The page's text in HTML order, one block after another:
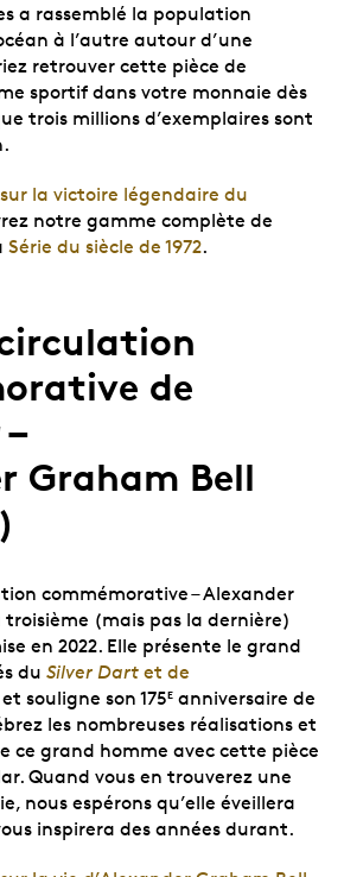
a rassemblé la population
à l’autre autour d’une
retrouver cette pièce de
sportif dans votre monnaie dès
trois millions d’exemplaires sont
la victoire légendaire du
notre gamme complète de
Série du siècle de 1972.
de
Graham Bell
commémorative – Alexander
(mais pas la dernière)
en 2022. Elle présente le grand
du Silver Dart et de
et souligne son 175E anniversaire de
les nombreuses réalisations et
ce grand homme avec cette pièce
Quand vous en trouverez une
nous espérons qu’elle éveillera
inspirera des années durant.